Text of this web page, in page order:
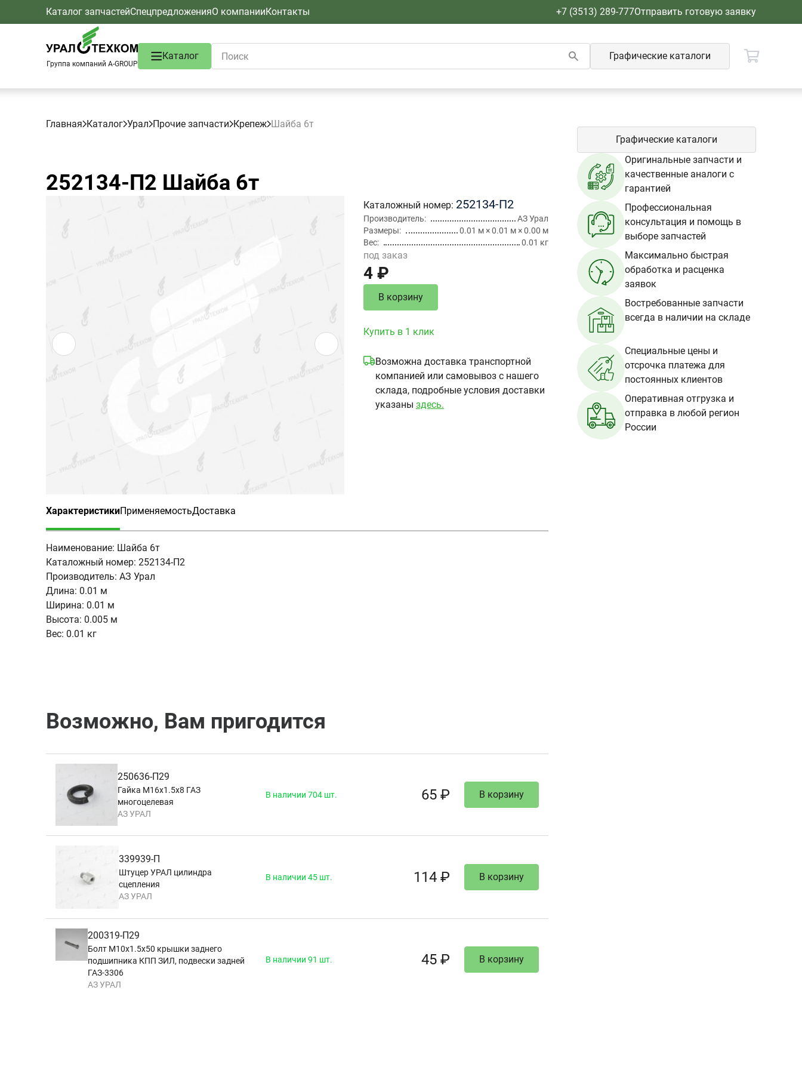
Каталог запчастейСпецпредложенияО компанииКонтакты +7 (3513) 289-777Отправить готовую заявку
Группа компаний A-GROUP
Каталог Графические каталоги
Главная Каталог Урал Прочие запчасти Крепеж Шайба 6т
252134-П2 Шайба 6т
Каталожный номер 252134-П2
Производитель
АЗ Урал
Размеры
0.01 м × 0.01 м × 0.00 м
Вес
0.01 кг
под заказ
4 ₽
В корзину
Купить в 1 клик
Возможна доставка транспортной
компанией или самовывоз с нашего
склада, подробные условия доставки
указаны здесь.
Характеристики
(активная вкладка)
ПрименяемостьДоставка
Наименование: Шайба 6т
Каталожный номер: 252134-П2
Производитель: АЗ Урал
Длина: 0.01 м
Ширина: 0.01 м
Высота: 0.005 м
Вес: 0.01 кг
Возможно, Вам пригодится
250636-П29
Гайка М16х1.5х8 ГАЗ
многоцелевая
АЗ УРАЛ
В наличии 704 шт. 65 ₽ В корзину
339939-П
Штуцер УРАЛ цилиндра
сцепления
АЗ УРАЛ
В наличии 45 шт. 114 ₽ В корзину
200319-П29
Болт М10х1.5х50 крышки заднего
подшипника КПП ЗИЛ, подвески задней
ГАЗ-3306
АЗ УРАЛ
В наличии 91 шт. 45 ₽ В корзину
Графические каталоги
Оригинальные запчасти и
качественные аналоги с
гарантией
Профессиональная
консультация и помощь в
выборе запчастей
Максимально быстрая
обработка и расценка
заявок
Востребованные запчасти
всегда в наличии на складе
Специальные цены и
отсрочка платежа для
постоянных клиентов
Оперативная отгрузка и
отправка в любой регион
России